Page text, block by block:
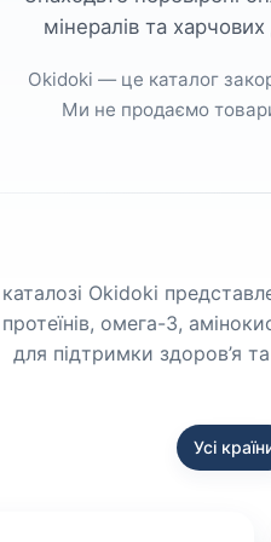
мінералів та
Okidoki — це каталог
Ми не продаємо
Okidoki
протеїнів, омега-3,
для підтримки здоров’я
Усі